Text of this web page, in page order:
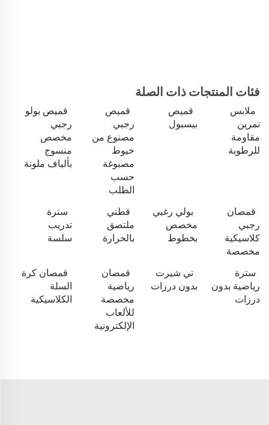
فئات المنتجات ذات الصلة
ملابس
تمرين
مقاومة
للرطوبة
قميص
بيسبول
قميص
رجبي
مصنوع من
خيوط
مصبوغة
حسب
الطلب
قميص بولو
رجبي
مخصص
منسوج
بألياف ملونة
قمصان
رجبي
كلاسيكية
مخصصة
بولي رغبي
مخصص
بخطوط
قطني
ملتصق
بالحرارة
سترة
تدريب
سلسة
سترة
رياضية بدون
درزات
تي شيرت
بدون درزات
قمصان
رياضية
مخصصة
للألعاب
الإلكترونية
قمصان كرة
السلة
الكلاسيكية